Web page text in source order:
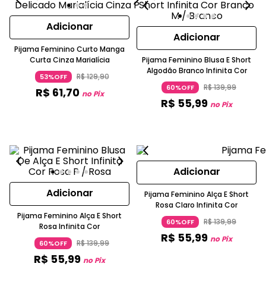
Adicionar
Pijama Feminino Curto Manga
Curta Cinza Marialícia
53%OFF R$129,90
R$ 61,70 no Pix
Adicionar
Pijama Feminino Blusa E Short
Algodão Branco Infinita Cor
60%OFF R$139,99
R$ 55,99 no Pix
Adicionar
Pijama Feminino Alça E Short
Rosa Infinita Cor
60%OFF R$139,99
R$ 55,99 no Pix
Adicionar
Pijama Feminino Alça E Short
Rosa Claro Infinita Cor
60%OFF R$139,99
R$ 55,99 no Pix